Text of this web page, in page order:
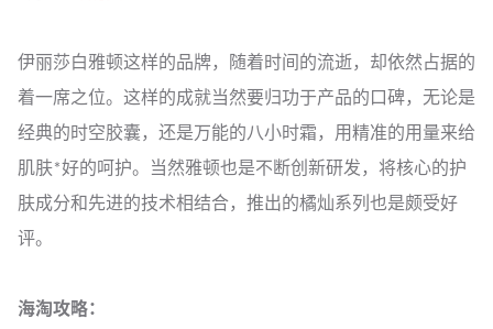
伊丽莎白雅顿这样的品牌，随着时间的流逝，却依然占据的
着一席之位。这样的成就当然要归功于产品的口碑，无论是
经典的时空胶囊，还是万能的八小时霜，用精准的用量来给
肌肤*好的呵护。当然雅顿也是不断创新研发，将核心的护
肤成分和先进的技术相结合，推出的橘灿系列也是颇受好
评。
海淘攻略：